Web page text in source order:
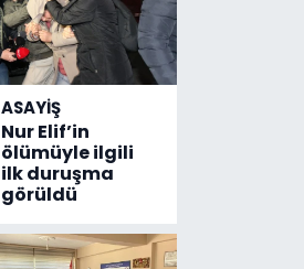
ASAYİŞ
Nur Elif’in
ölümüyle ilgili
ilk duruşma
görüldü